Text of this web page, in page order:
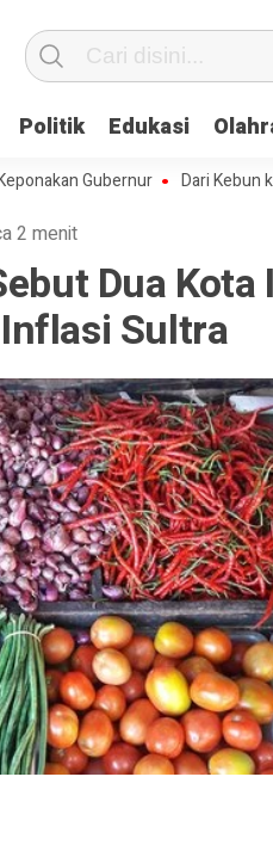
Politik Edukasi
Gubernur Dari Kebun ke
2 menit
Dua Kota
Sultra